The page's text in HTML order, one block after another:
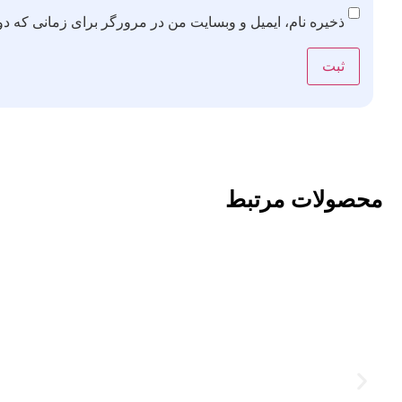
ذخیره نام، ایمیل و وبسایت من در مرورگر برای زمانی که
محصولات مرتبط